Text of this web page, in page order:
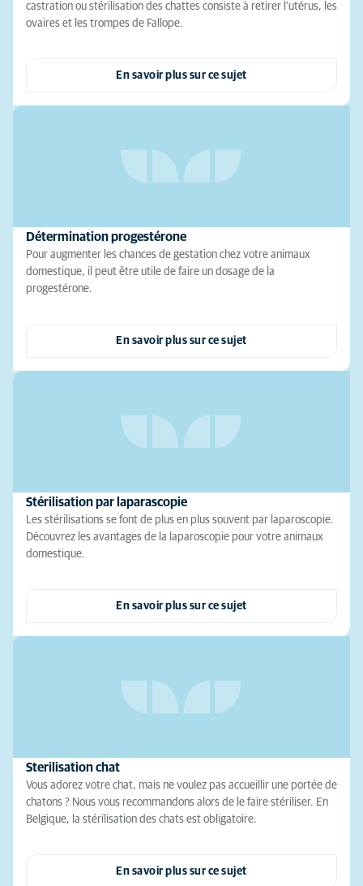
castration ou stérilisation des chattes consiste à retirer l'utérus, les
ovaires et les trompes de Fallope.
En savoir plus sur ce sujet
Détermination progestérone
Pour augmenter les chances de gestation chez votre animaux
domestique, il peut être utile de faire un dosage de la
progestérone.
En savoir plus sur ce sujet
Stérilisation par laparascopie
Les stérilisations se font de plus en plus souvent par laparoscopie.
Découvrez les avantages de la laparoscopie pour votre animaux
domestique.
En savoir plus sur ce sujet
Sterilisation chat
Vous adorez votre chat, mais ne voulez pas accueillir une portée de
chatons ? Nous vous recommandons alors de le faire stériliser. En
Belgique, la stérilisation des chats est obligatoire.
En savoir plus sur ce sujet